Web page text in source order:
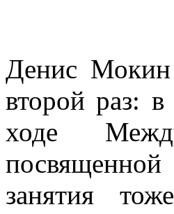
Денис Мокин
второй раз: в
ходе
занятия